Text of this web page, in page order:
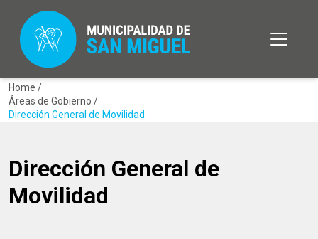
Home /
Áreas de Gobierno /
Dirección General de Movilidad
Dirección General de
Movilidad